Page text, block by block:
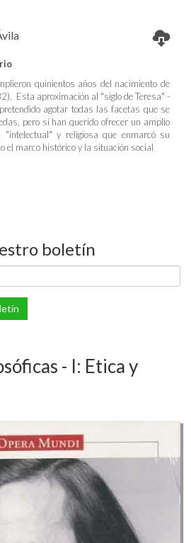
quinientos años del nacimiento de
Esta aproximación al "siglo de Teresa" -
agotar todas las facetas que se
pero sí han querido ofrecer un amplio
y religiosa que enmarcó su
el marco histórico y la situación social
boletín
- I: Etica y